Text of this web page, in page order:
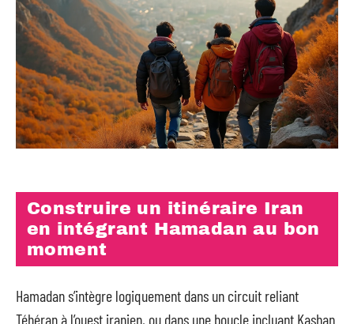
Construire un itinéraire Iran
en intégrant Hamadan au bon
moment
Hamadan s’intègre logiquement dans un circuit reliant
Téhéran à l’ouest iranien, ou dans une boucle incluant Kashan